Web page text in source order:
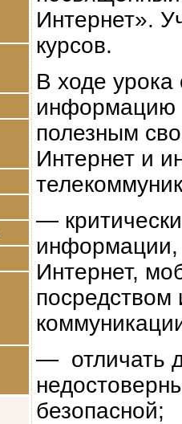
Интернет».
курсов.
В ходе
информацию
полезным
Интернет и
—
Интернет,
посредством
— отличать
безопасной;